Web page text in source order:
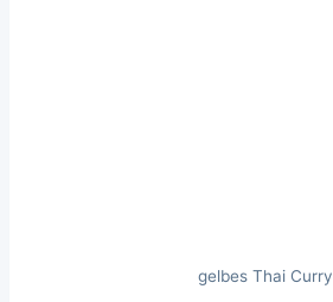
gelbes Thai Curry